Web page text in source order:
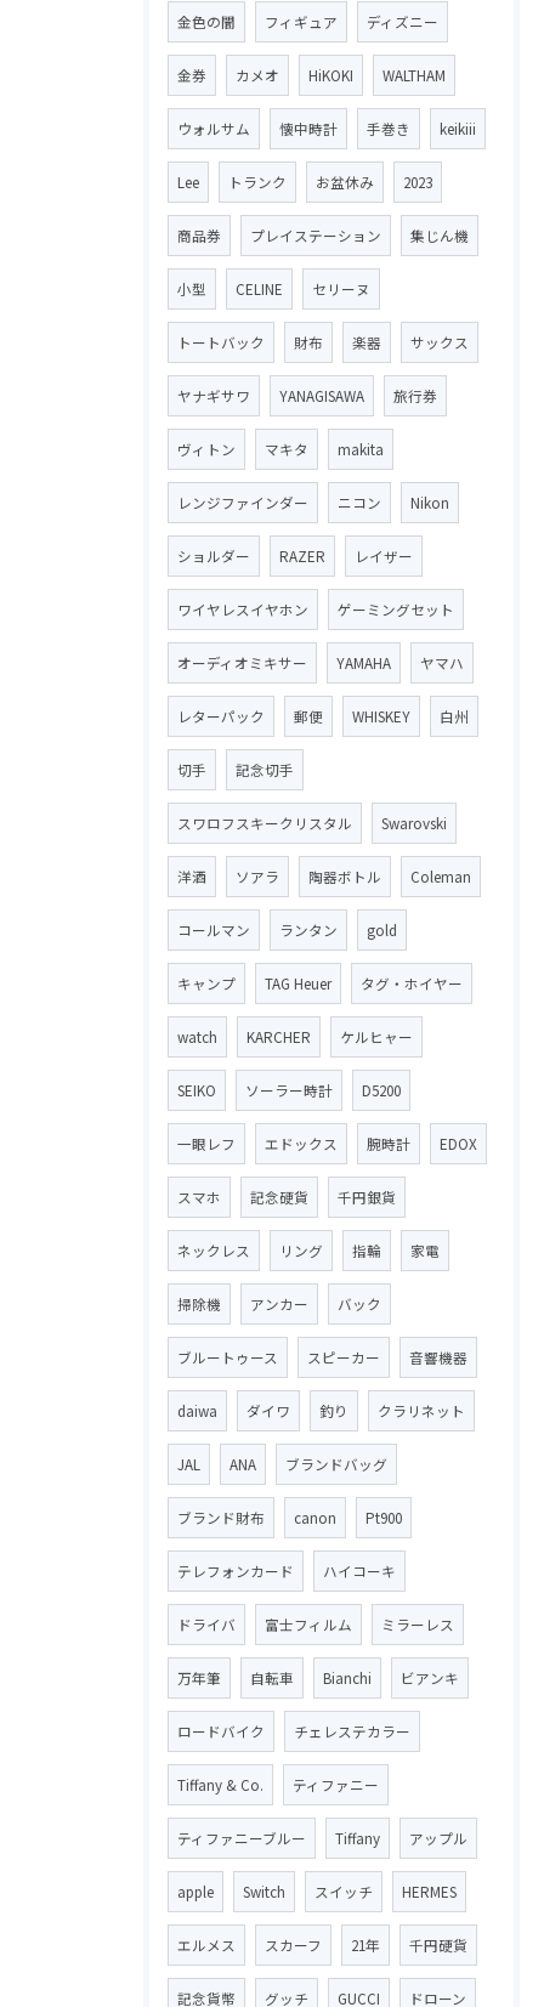
金色の闇 フィギュア ディズニー
金券 カメオ HiKOKI WALTHAM
ウォルサム 懐中時計 手巻き keikiii
Lee トランク お盆休み 2023
商品券 プレイステーション 集じん機
小型 CELINE セリーヌ
トートバック 財布 楽器 サックス
ヤナギサワ YANAGISAWA 旅行券
ヴィトン マキタ makita
レンジファインダー ニコン Nikon
ショルダー RAZER レイザー
ワイヤレスイヤホン ゲーミングセット
オーディオミキサー YAMAHA ヤマハ
レターパック 郵便 WHISKEY 白州
切手 記念切手
スワロフスキークリスタル Swarovski
洋酒 ソアラ 陶器ボトル Coleman
コールマン ランタン gold
キャンプ TAG Heuer タグ・ホイヤー
watch KARCHER ケルヒャー
SEIKO ソーラー時計 D5200
一眼レフ エドックス 腕時計 EDOX
スマホ 記念硬貨 千円銀貨
ネックレス リング 指輪 家電
掃除機 アンカー バック
ブルートゥース スピーカー 音響機器
daiwa ダイワ 釣り クラリネット
JAL ANA ブランドバッグ
ブランド財布 canon Pt900
テレフォンカード ハイコーキ
ドライバ 富士フィルム ミラーレス
万年筆 自転車 Bianchi ビアンキ
ロードバイク チェレステカラー
Tiffany & Co. ティファニー
ティファニーブルー Tiffany アップル
apple Switch スイッチ HERMES
エルメス スカーフ 21年 千円硬貨
記念貨幣 グッチ GUCCI ドローン